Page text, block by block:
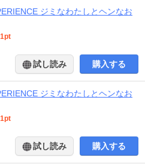
ジミなわたしとヘンなお
試し読み 購入する
ジミなわたしとヘンなお
試し読み 購入する